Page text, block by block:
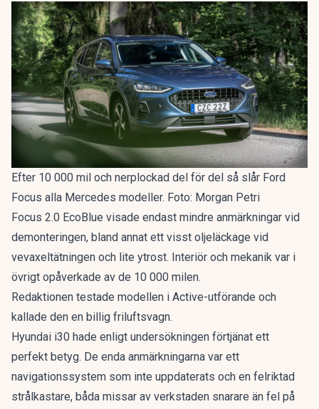
Efter 10 000 mil och nerplockad del för del så slår Ford
Focus alla Mercedes modeller. Foto: Morgan Petri
Focus 2.0 EcoBlue visade endast mindre anmärkningar vid
demonteringen, bland annat ett visst oljeläckage vid
vevaxeltätningen och lite ytrost. Interiör och mekanik var i
övrigt opåverkade av de 10 000 milen.
Redaktionen testade modellen i Active-utförande och
kallade den en billig friluftsvagn.
Hyundai i30 hade enligt undersökningen förtjänat ett
perfekt betyg. De enda anmärkningarna var ett
navigationssystem som inte uppdaterats och en felriktad
strålkastare, båda missar av verkstaden snarare än fel på